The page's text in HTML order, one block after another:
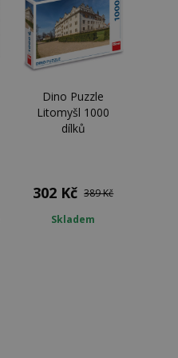
Dino Puzzle
Litomyšl 1000
dílků
302 Kč 389 Kč
Skladem